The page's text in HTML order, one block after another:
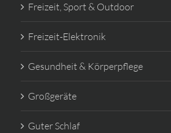
Freizeit, Sport & Outdoor
Freizeit-Elektronik
Gesundheit & Körperpflege
Großgeräte
Guter Schlaf